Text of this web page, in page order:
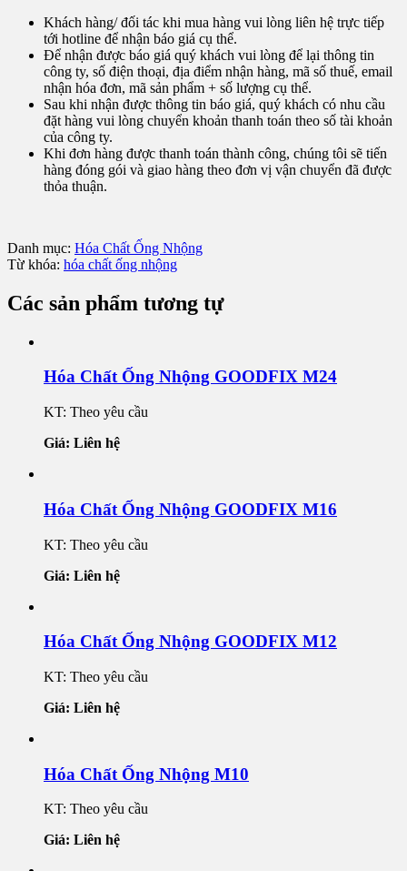
Khách hàng/ đối tác khi mua hàng vui lòng liên hệ trực tiếp
tới hotline để nhận báo giá cụ thể.
Để nhận được báo giá quý khách vui lòng để lại thông tin
công ty, số điện thoại, địa điểm nhận hàng, mã số thuế, email
nhận hóa đơn, mã sản phẩm + số lượng cụ thể.
Sau khi nhận được thông tin báo giá, quý khách có nhu cầu
đặt hàng vui lòng chuyển khoản thanh toán theo số tài khoản
của công ty.
Khi đơn hàng được thanh toán thành công, chúng tôi sẽ tiến
hàng đóng gói và giao hàng theo đơn vị vận chuyển đã được
thỏa thuận.
Danh mục: Hóa Chất Ống Nhộng
Từ khóa: hóa chất ống nhộng
Các sản phẩm tương tự
Hóa Chất Ống Nhộng GOODFIX M24
KT: Theo yêu cầu
Giá: Liên hệ
Hóa Chất Ống Nhộng GOODFIX M16
KT: Theo yêu cầu
Giá: Liên hệ
Hóa Chất Ống Nhộng GOODFIX M12
KT: Theo yêu cầu
Giá: Liên hệ
Hóa Chất Ống Nhộng M10
KT: Theo yêu cầu
Giá: Liên hệ